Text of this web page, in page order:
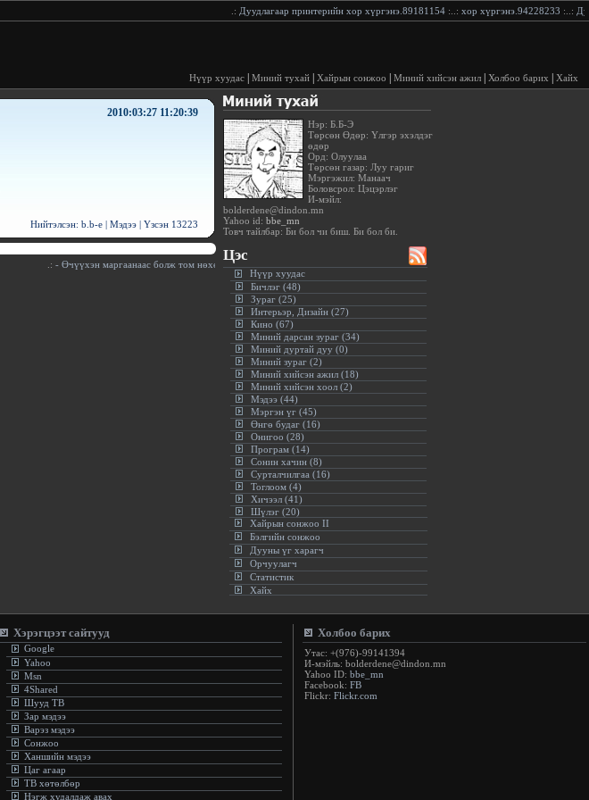
Дуудлагаар принтерийн хор хүргэнэ.89181154:..: хор хүргэнэ.94228233:..:
Нүүр хуудас Миний тухай Хайрын сонжоо Миний хийсэн ажил Холбоо барих Хайх
2010:03:27 11:20:39
Нийтэлсэн: b.b-e | Мэдээ | Үзсэн 13223
- Өчүүхэн маргаанаас болж том нөхөрлөлөө бүү сүйтгэ.(Далай лам)
Нэр: Б.Б-Э
Төрсөн Өдөр: Үлгэр эхэлдэг
өдөр
Орд: Олуулаа
Төрсөн газар: Луу гариг
Мэргэжил: Манаач
Боловсрол: Цэцэрлэг
И-мэйл:
bolderdene@dindon.mn
Yahoo id: bbe_mn
Товч тайлбар: Би бол чи биш. Би бол би.
Цэс
Нүүр хуудас
Бичлэг (48)
Зураг (25)
Интерьэр, Дизайн (27)
Кино (67)
Миний дарсан зураг (34)
Миний дуртай дуу (0)
Миний зураг (2)
Миний хийсэн ажил (18)
Миний хийсэн хоол (2)
Мэдээ (44)
Мэргэн үг (45)
Өнгө будаг (16)
Онигоо (28)
Програм (14)
Сонин хачин (8)
Сурталчилгаа (16)
Тоглоом (4)
Хичээл (41)
Шүлэг (20)
Хайрын сонжоо II
Бэлгийн сонжоо
Дууны үг харагч
Орчуулагч
Статистик
Хайх
Хэрэгцээт сайтууд
Google
Yahoo
Msn
4Shared
Шууд ТВ
Зар мэдээ
Варэз мэдээ
Сонжоо
Ханшийн мэдээ
Цаг агаар
ТВ хөтөлбөр
Нэгж худалдаж авах
Холбоо барих
Утас: +(976)-99141394
И-мэйль: bolderdene@dindon.mn
Yahoo ID: bbe_mn
Facebook: FB
Flickr: Flickr.com